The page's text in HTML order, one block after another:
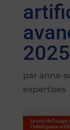
2025
par anne-
expertises